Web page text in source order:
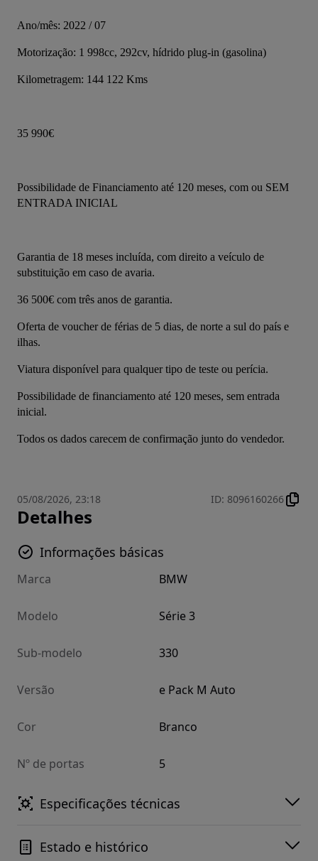
Ano/mês: 2022 / 07
Motorização: 1 998cc, 292cv, hídrido plug-in (gasolina)
Kilometragem: 144 122 Kms
35 990€
Possibilidade de Financiamento até 120 meses, com ou SEM
ENTRADA INICIAL
Garantia de 18 meses incluída, com direito a veículo de
substituição em caso de avaria.
36 500€ com três anos de garantia.
Oferta de voucher de férias de 5 dias, de norte a sul do país e
ilhas.
Viatura disponível para qualquer tipo de teste ou perícia.
Possibilidade de financiamento até 120 meses, sem entrada
inicial.
Todos os dados carecem de confirmação junto do vendedor.
05/08/2026, 23:18 ID: 8096160266
Detalhes
Informações básicas
Marca BMW
Modelo Série 3
Sub-modelo 330
Versão e Pack M Auto
Cor Branco
Nº de portas 5
Especificações técnicas
Estado e histórico